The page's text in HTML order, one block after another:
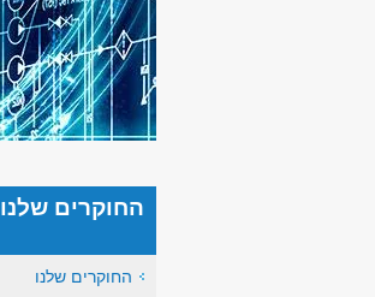
החוקרים שלנו
החוקרים שלנו